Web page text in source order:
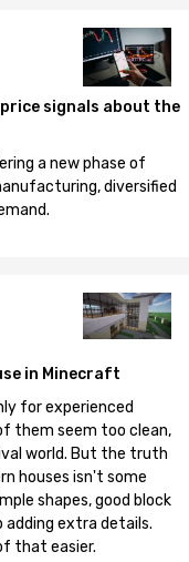
signals about the
a new phase of
diversified
in Minecraft
for experienced
them seem too clean,
world. But the truth
houses isn't some
shapes, good block
adding extra details.
that easier.